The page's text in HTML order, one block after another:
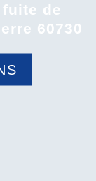
de
60730